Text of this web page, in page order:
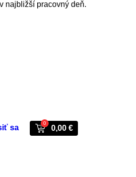
najbližší pracovný deň.
sa
0
0,00 €